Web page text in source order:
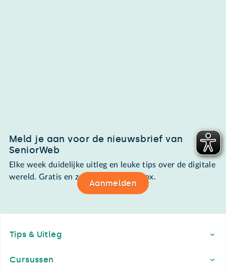
Meld je aan voor de nieuwsbrief van
SeniorWeb
Elke week duidelijke uitleg en leuke tips over de digitale
wereld. Gratis en zomaar in de mailbox.
Aanmelden
Tips & Uitleg
Cursussen